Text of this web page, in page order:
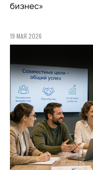
бизнес»
19 МАЯ 2026